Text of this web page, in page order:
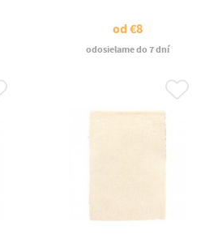
od€8
odosielame do 7 dní